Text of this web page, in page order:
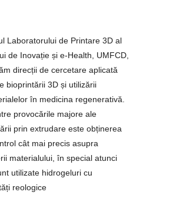
Laboratorului de Printare 3D al
de Inovație și e-Health, UMFCD,
direcții de cercetare aplicată
bioprintării 3D și utilizării
în medicina regenerativă.
provocările majore ale
prin extrudare este obținerea
cât mai precis asupra
materialului, în special atunci
utilizate hidrogeluri cu
reologice